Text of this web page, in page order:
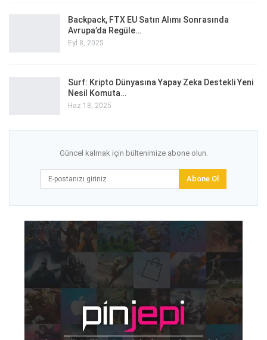
Backpack, FTX EU Satın Alımı Sonrasında
Avrupa’da Regüle…
Eyl 8, 2025
Surf: Kripto Dünyasına Yapay Zeka Destekli Yeni
Nesil Komuta…
Haz 18, 2025
Güncel kalmak için bültenimize abone olun.
Abone Ol